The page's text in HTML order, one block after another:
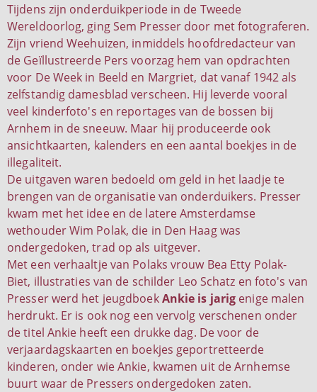
Tijdens zijn onderduikperiode in de Tweede
Wereldoorlog, ging Sem Presser door met fotograferen.
Zijn vriend Weehuizen, inmiddels hoofdredacteur van
de Geïllustreerde Pers voorzag hem van opdrachten
voor De Week in Beeld en Margriet, dat vanaf 1942 als
zelfstandig damesblad verscheen. Hij leverde vooral
veel kinderfoto's en reportages van de bossen bij
Arnhem in de sneeuw. Maar hij produceerde ook
ansichtkaarten, kalenders en een aantal boekjes in de
illegaliteit.
De uitgaven waren bedoeld om geld in het laadje te
brengen van de organisatie van onderduikers. Presser
kwam met het idee en de latere Amsterdamse
wethouder Wim Polak, die in Den Haag was
ondergedoken, trad op als uitgever.
Met een verhaaltje van Polaks vrouw Bea Etty Polak-
Biet, illustraties van de schilder Leo Schatz en foto's van
Presser werd het jeugdboekAnkie is jarig enige malen
herdrukt. Er is ook nog een vervolg verschenen onder
de titel Ankie heeft een drukke dag. De voor de
verjaardagskaarten en boekjes geportretteerde
kinderen, onder wie Ankie, kwamen uit de Arnhemse
buurt waar de Pressers ondergedoken zaten.